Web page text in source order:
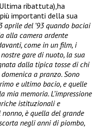
ribattuta),ha
importanti della sua
aprile del ’93 quando baciai
alla camera ardente
come in un film, i
gare di nuoto, la sua
dalla tipica tosse di chi
a pranzo. Sono
e ultimo bacio, e quelle
mia memoria. L’impressione
istituzionali e
è quella del grande
negli anni di piombo,